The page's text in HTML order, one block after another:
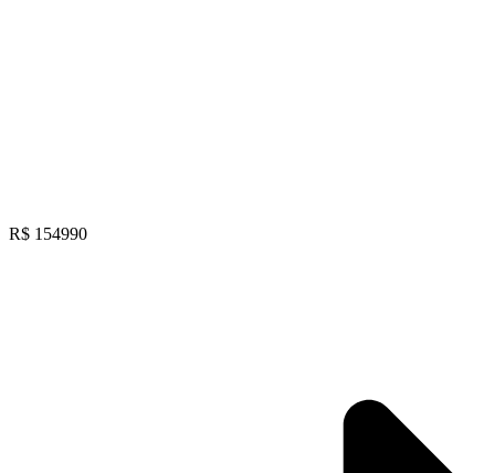
R$ 154990